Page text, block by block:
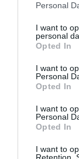
Personal
I want to
personal
Opted In
I want to
Personal
Opted In
I want to
Personal
Opted In
I want to
Retention,